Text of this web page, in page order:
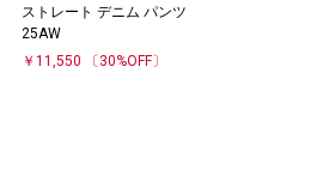
ストレート デニム パンツ
25AW
￥11,550
〔30%OFF〕